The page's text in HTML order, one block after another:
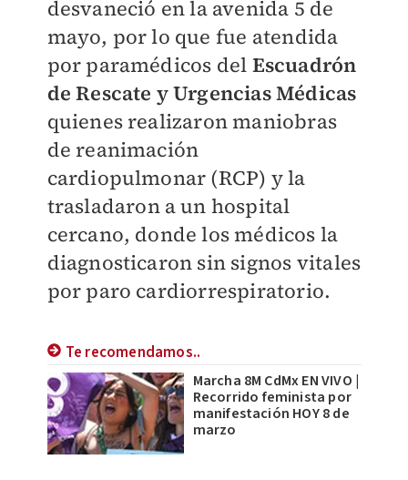
desvaneció en la avenida 5 de
mayo, por lo que fue atendida
por paramédicos del Escuadrón
de Rescate y Urgencias Médicas
quienes realizaron maniobras
de reanimación
cardiopulmonar (RCP) y la
trasladaron a un hospital
cercano, donde los médicos la
diagnosticaron sin signos vitales
por paro cardiorrespiratorio.
Te recomendamos..
Marcha 8M CdMx EN VIVO |
Recorrido feminista por
manifestación HOY 8 de
marzo